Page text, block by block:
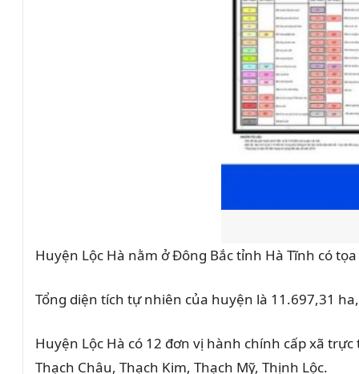
Huyện Lộc Hà nằm ở Đông Bắc tỉnh Hà Tĩnh có tọa
Tổng diện tích tự nhiên của huyện là 11.697,31
Huyện Lộc Hà có 12 đơn vị hành chính cấp xã
Thạch Châu, Thạch Kim, Thạch Mỹ, Thịnh Lộc.